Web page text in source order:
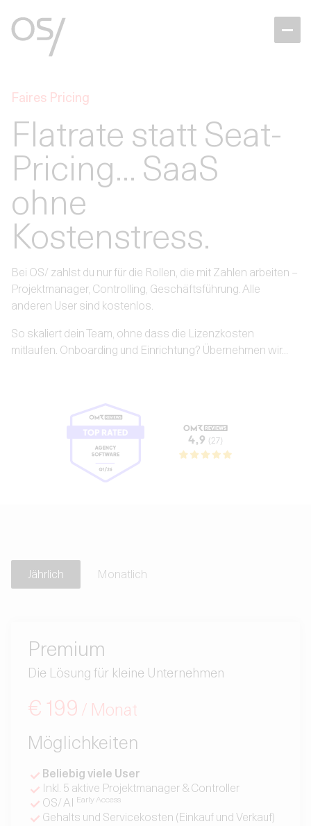
Faires Pricing
Flatrate statt Seat-
Pricing... SaaS
ohne
Kostenstress.
Bei OS/ zahlst du nur für die Rollen, die mit Zahlen arbeiten –
Projektmanager, Controlling, Geschäftsführung. Alle
anderen User sind kostenlos.
So skaliert dein Team, ohne dass die Lizenzkosten
mitlaufen. Onboarding und Einrichtung? Übernehmen wir...
Jährlich Monatlich
Premium
Die Lösung für kleine Unternehmen
€ 199 / Monat
Möglichkeiten
Beliebig viele User
Inkl. 5 aktive Projektmanager & Controller
OS/ AI Early Access
Gehalts und Servicekosten (Einkauf und Verkauf)